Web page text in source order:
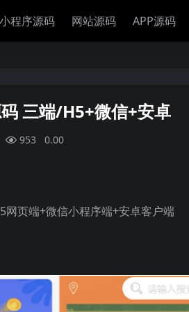
小程序源码 网站源码 APP源码
三端/H5+微信+安卓
953 0.00
页端+微信小程序端+安卓客户端